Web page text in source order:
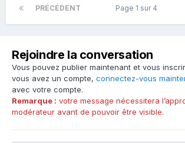
PRÉCÉDENT Page 1 sur 4
Rejoindre la conversation
Vous pouvez publier maintenant et vous
vous avez un compte, connectez-vous
avec votre compte.
Remarque : votre message nécessitera
modérateur avant de pouvoir être visible.